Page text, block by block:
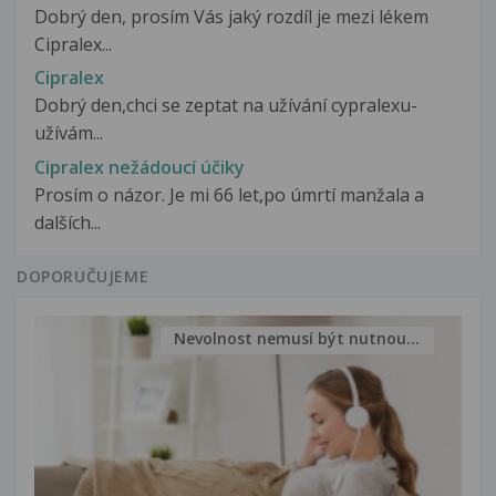
Dobrý den, prosím Vás jaký rozdíl je mezi lékem
Cipralex...
Cipralex
Dobrý den,chci se zeptat na užívání cypralexu-
užívám...
Cipralex nežádoucí účiky
Prosím o názor. Je mi 66 let,po úmrtí manžala a
dalších...
DOPORUČUJEME
Nevolnost nemusí být nutnou...